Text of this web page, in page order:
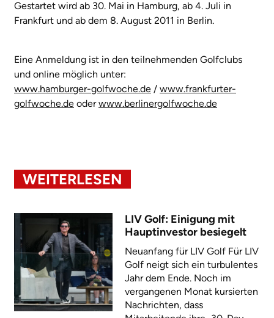
Gestartet wird ab 30. Mai in Hamburg, ab 4. Juli in
Frankfurt und ab dem 8. August 2011 in Berlin.
Eine Anmeldung ist in den teilnehmenden Golfclubs
und online möglich unter:
www.hamburger-golfwoche.de / www.frankfurter-
golfwoche.de oderwww.berlinergolfwoche.de
WEITERLESEN
LIV Golf: Einigung mit
Hauptinvestor besiegelt
Neuanfang für LIV Golf Für LIV
Golf neigt sich ein turbulentes
Jahr dem Ende. Noch im
vergangenen Monat kursierten
Nachrichten, dass